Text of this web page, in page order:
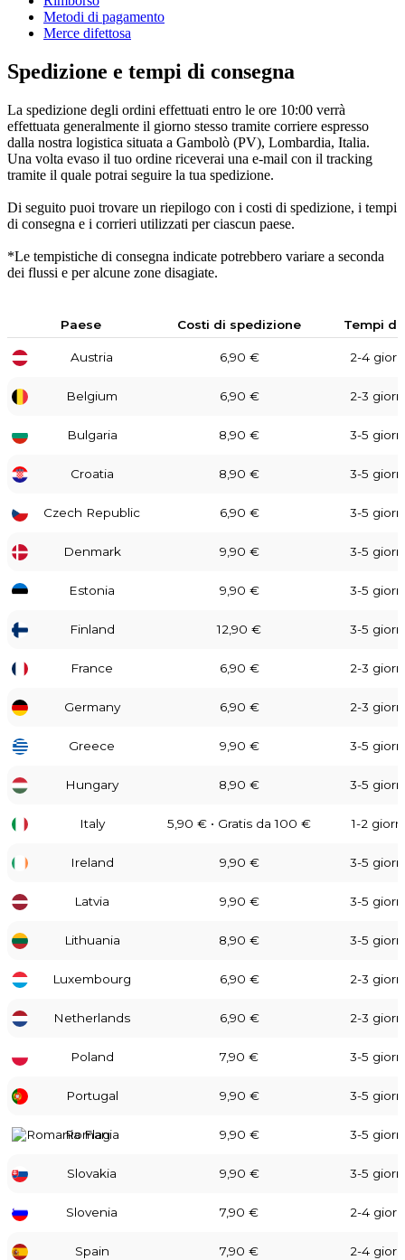
Metodi di pagamento
Merce difettosa
Spedizione e tempi di consegna
La spedizione degli ordini effettuati entro le ore 10:00 verrà
effettuata generalmente il giorno stesso tramite corriere espresso
dalla nostra logistica situata a Gambolò (PV), Lombardia, Italia.
Una volta evaso il tuo ordine riceverai una e-mail con il tracking
tramite il quale potrai seguire la tua spedizione.
Di seguito puoi trovare un riepilogo con i costi di spedizione, i tempi
di consegna e i corrieri utilizzati per ciascun paese.
*Le tempistiche di consegna indicate potrebbero variare a seconda
dei flussi e per alcune zone disagiate.
Paese Costi di spedizione Tempi di
Austria 6,90 € 2-4
Belgium 6,90 € 2-3
Bulgaria 8,90 € 3-5
Croatia 8,90 € 3-5
Czech Republic 6,90 € 3-5
Denmark 9,90 € 3-5
Estonia 9,90 € 3-5
Finland 12,90 € 3-5
France 6,90 € 2-3
Germany 6,90 € 2-3
Greece 9,90 € 3-5
Hungary 8,90 € 3-5
Italy 5,90 € • Gratis da 100 € 1-2
Ireland 9,90 € 3-5
Latvia 9,90 € 3-5
Lithuania 8,90 € 3-5
Luxembourg 6,90 € 2-3
Netherlands 6,90 € 2-3
Poland 7,90 € 3-5
Portugal 9,90 € 3-5
Romania 9,90 € 3-5
Slovakia 9,90 € 3-5
Slovenia 7,90 € 2-4
Spain 7,90 € 2-4